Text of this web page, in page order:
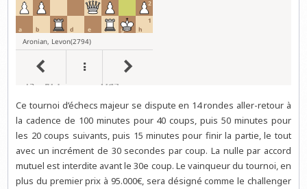
Ce tournoi d’échecs majeur se dispute en 14 rondes aller-retour à
la cadence de 100 minutes pour 40 coups, puis 50 minutes pour
les 20 coups suivants, puis 15 minutes pour finir la partie, le tout
avec un incrément de 30 secondes par coup. La nulle par accord
mutuel est interdite avant le 30e coup. Le vainqueur du tournoi, en
plus du premier prix à 95.000€, sera désigné comme le challenger